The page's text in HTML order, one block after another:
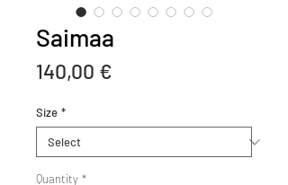
Saimaa
140,00 €
Size *
Quantity *